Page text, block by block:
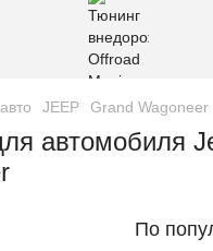
JEEP Grand Wagoneer
автомобиля
По